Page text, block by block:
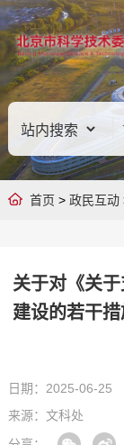
首页 > 政民互动
关于对《关
建设的若干
日期：2025-06-25
来源：文科处